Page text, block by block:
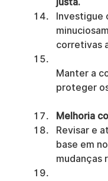
justa.
Investigue
corretivas
Manter a
proteger
Melhoria
Revisar e
base em
mudanças